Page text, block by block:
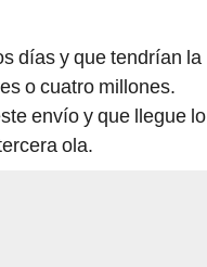
días y que tendrían la
o cuatro millones.
envío y que llegue lo
ola.